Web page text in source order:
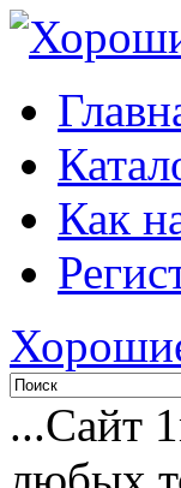
Как
...Сайт